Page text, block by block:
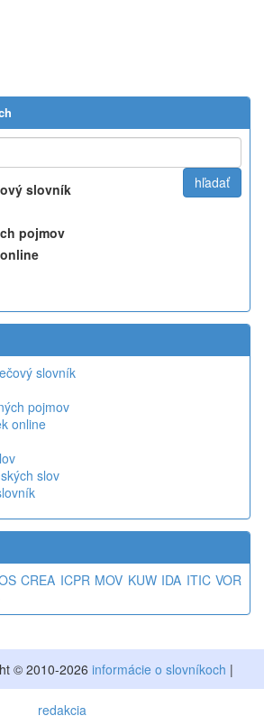
slovník
pojmov
slovník
pojmov
online
slov
CREA ICPR MOV KUW IDA ITIC VOR
© 2010-2026 informácie o slovníkoch |
redakcia